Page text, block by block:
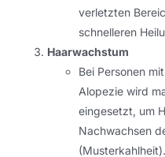
verletzten
schnelleren
Haarwachstum
Bei Personen
Alopezie wird
eingesetzt, um
Nachwachsen